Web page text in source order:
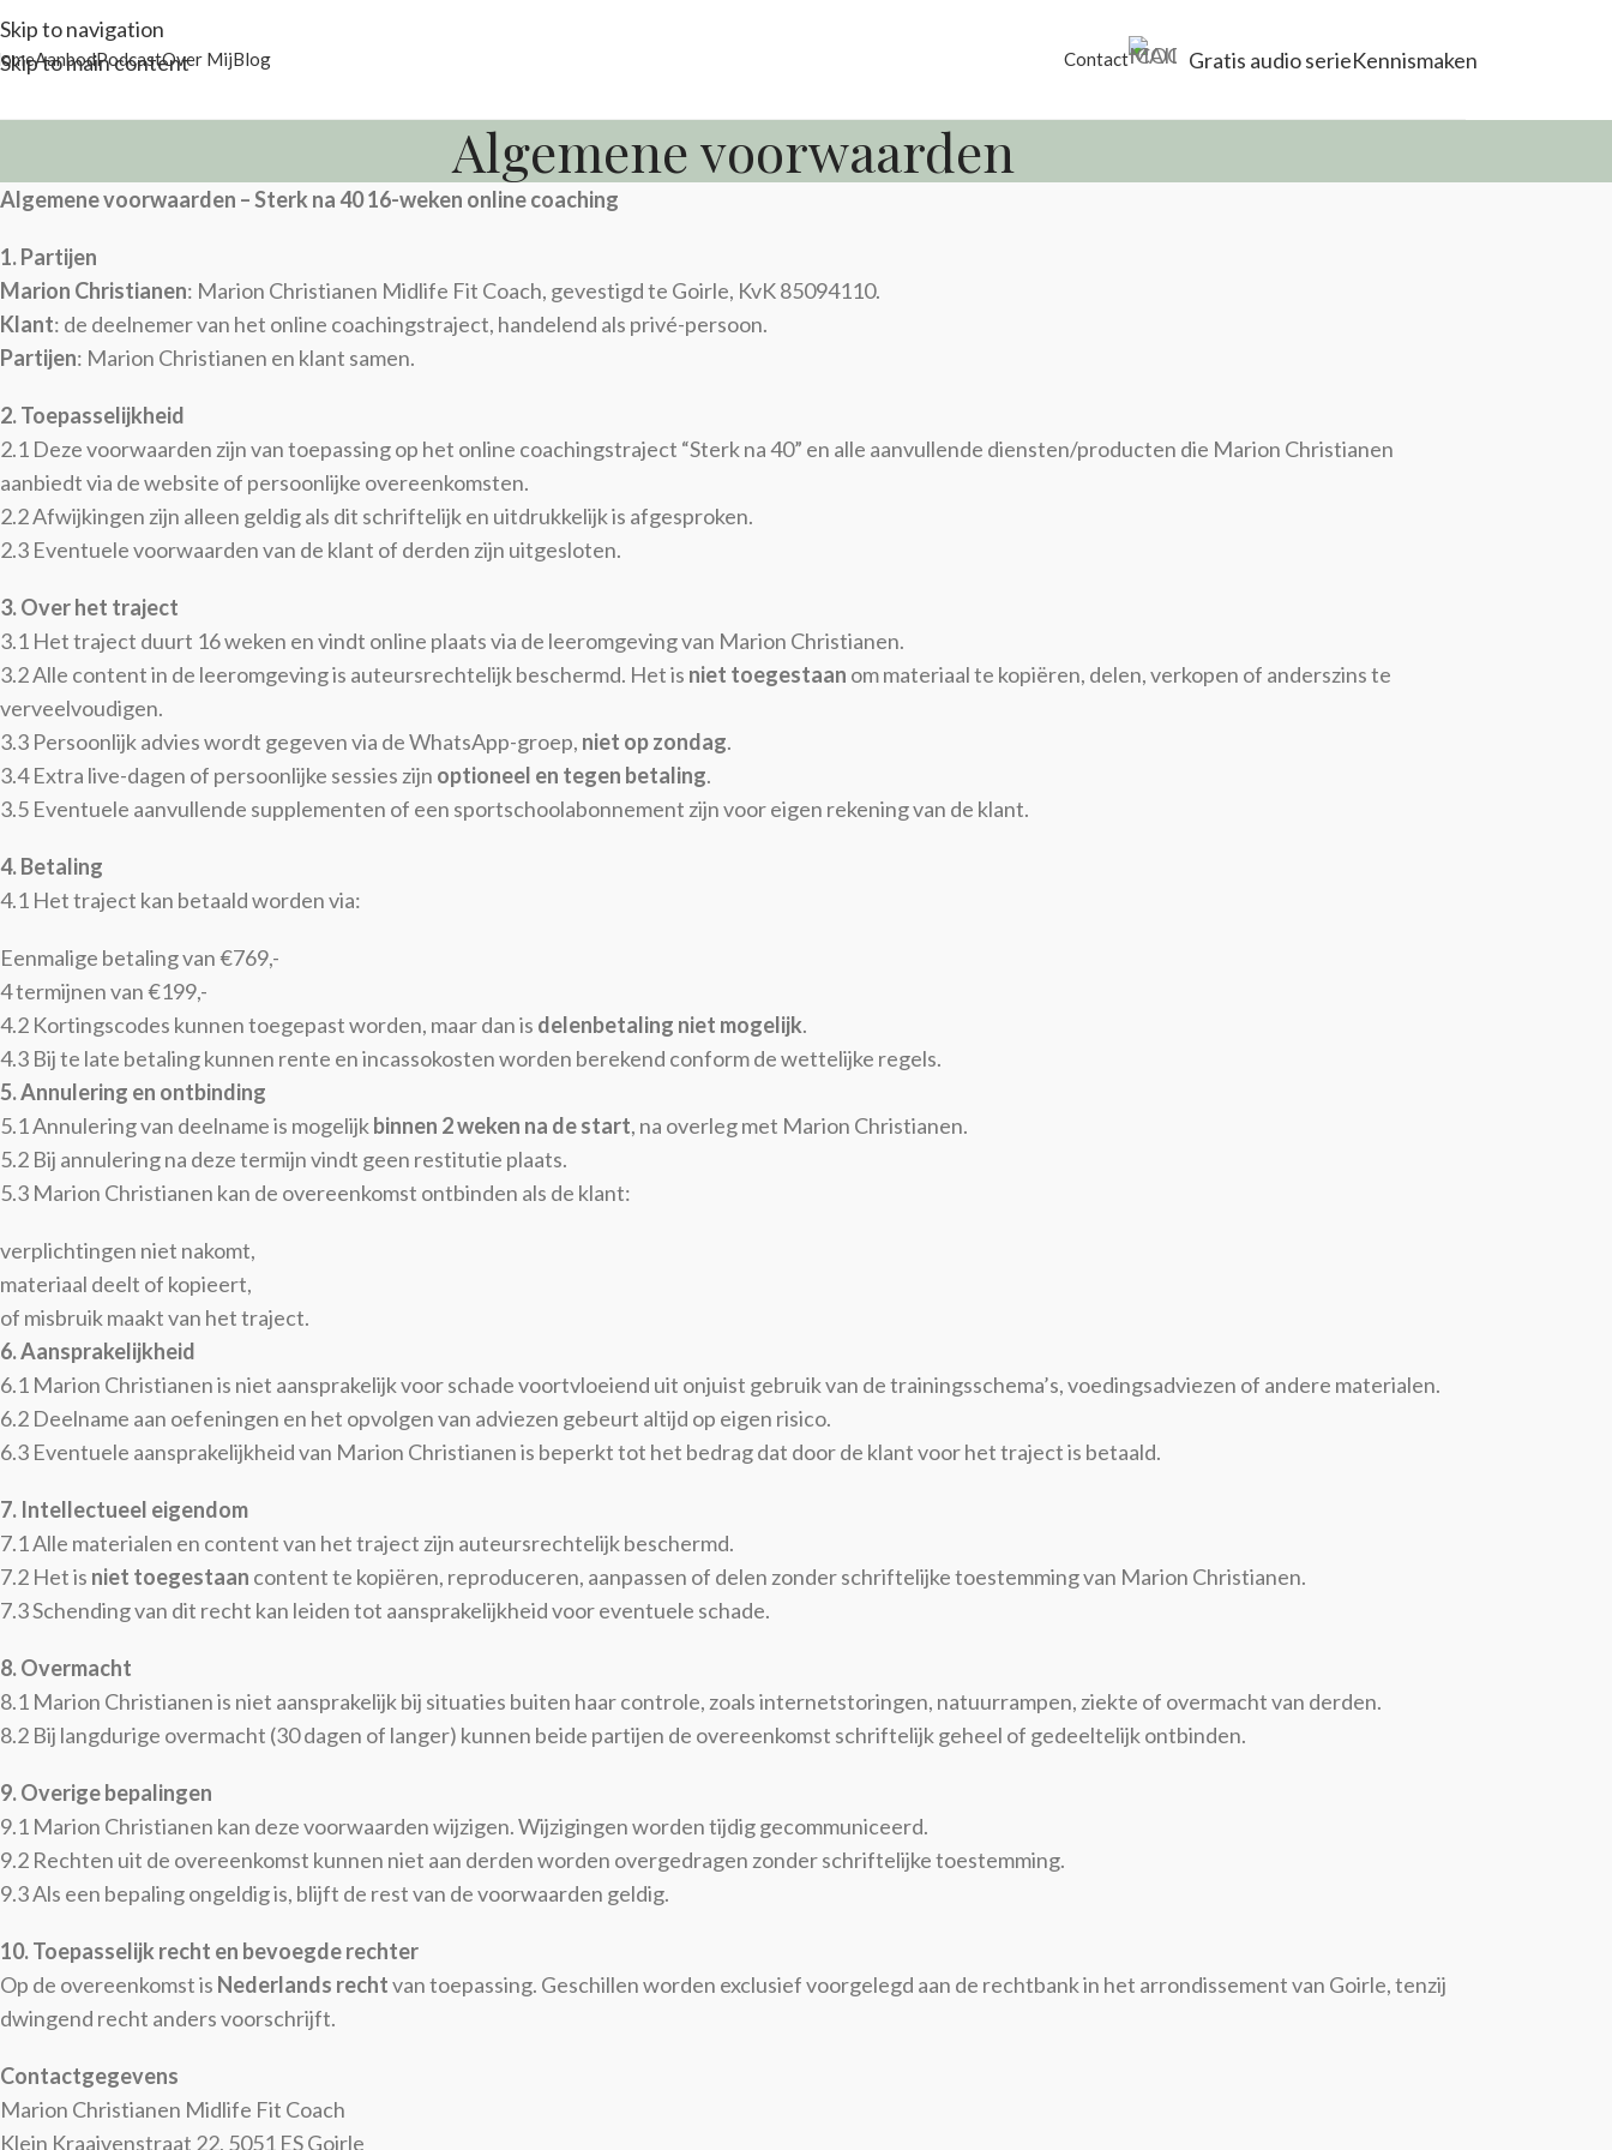
Skip to navigation
Skip to main content
AanbodPodcastOver MijBlog Contact Gratis audio serieKennismaken
Algemene voorwaarden
Algemene voorwaarden – Sterk na 40 16-weken online coaching
1. Partijen
Marion Christianen: Marion Christianen Midlife Fit Coach, gevestigd te Goirle, KvK 85094110.
Klant: de deelnemer van het online coachingstraject, handelend als privé-persoon.
Partijen: Marion Christianen en klant samen.
2. Toepasselijkheid
2.1 Deze voorwaarden zijn van toepassing op het online coachingstraject “Sterk na 40” en alle aanvullende diensten/producten die Marion Christianen
aanbiedt via de website of persoonlijke overeenkomsten.
2.2 Afwijkingen zijn alleen geldig als dit schriftelijk en uitdrukkelijk is afgesproken.
2.3 Eventuele voorwaarden van de klant of derden zijn uitgesloten.
3. Over het traject
3.1 Het traject duurt 16 weken en vindt online plaats via de leeromgeving van Marion Christianen.
3.2 Alle content in de leeromgeving is auteursrechtelijk beschermd. Het is niet toegestaan om materiaal te kopiëren, delen, verkopen of anderszins te
verveelvoudigen.
3.3 Persoonlijk advies wordt gegeven via de WhatsApp-groep, niet op zondag.
3.4 Extra live-dagen of persoonlijke sessies zijn optioneel en tegen betaling.
3.5 Eventuele aanvullende supplementen of een sportschoolabonnement zijn voor eigen rekening van de klant.
4. Betaling
4.1 Het traject kan betaald worden via:
Eenmalige betaling van €769,-
4 termijnen van €199,-
4.2 Kortingscodes kunnen toegepast worden, maar dan is delenbetaling niet mogelijk.
4.3 Bij te late betaling kunnen rente en incassokosten worden berekend conform de wettelijke regels.
5. Annulering en ontbinding
5.1 Annulering van deelname is mogelijkbinnen 2 weken na de start, na overleg met Marion Christianen.
5.2 Bij annulering na deze termijn vindt geen restitutie plaats.
5.3 Marion Christianen kan de overeenkomst ontbinden als de klant:
verplichtingen niet nakomt,
materiaal deelt of kopieert,
of misbruik maakt van het traject.
6. Aansprakelijkheid
6.1 Marion Christianen is niet aansprakelijk voor schade voortvloeiend uit onjuist gebruik van de trainingsschema’s, voedingsadviezen of andere materialen.
6.2 Deelname aan oefeningen en het opvolgen van adviezen gebeurt altijd op eigen risico.
6.3 Eventuele aansprakelijkheid van Marion Christianen is beperkt tot het bedrag dat door de klant voor het traject is betaald.
7. Intellectueel eigendom
7.1 Alle materialen en content van het traject zijn auteursrechtelijk beschermd.
7.2 Het is niet toegestaan content te kopiëren, reproduceren, aanpassen of delen zonder schriftelijke toestemming van Marion Christianen.
7.3 Schending van dit recht kan leiden tot aansprakelijkheid voor eventuele schade.
8. Overmacht
8.1 Marion Christianen is niet aansprakelijk bij situaties buiten haar controle, zoals internetstoringen, natuurrampen, ziekte of overmacht van derden.
8.2 Bij langdurige overmacht (30 dagen of langer) kunnen beide partijen de overeenkomst schriftelijk geheel of gedeeltelijk ontbinden.
9. Overige bepalingen
9.1 Marion Christianen kan deze voorwaarden wijzigen. Wijzigingen worden tijdig gecommuniceerd.
9.2 Rechten uit de overeenkomst kunnen niet aan derden worden overgedragen zonder schriftelijke toestemming.
9.3 Als een bepaling ongeldig is, blijft de rest van de voorwaarden geldig.
10. Toepasselijk recht en bevoegde rechter
Op de overeenkomst is Nederlands rechtvan toepassing. Geschillen worden exclusief voorgelegd aan de rechtbank in het arrondissement van Goirle, tenzij
dwingend recht anders voorschrijft.
Contactgegevens
Marion Christianen Midlife Fit Coach
Klein Kraaivenstraat 22, 5051 ES Goirle